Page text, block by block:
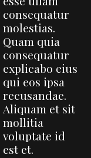
consequatur
molestias.
Quam quia
consequatur
explicabo eius
qui eos ipsa
recusandae.
Aliquam et sit
mollitia
voluptate id
est et.